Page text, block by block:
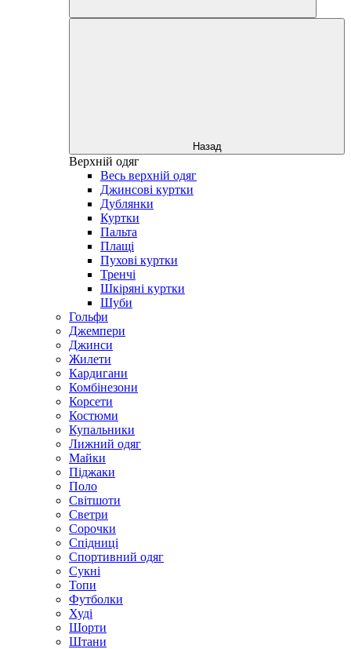
Назад
Верхній одяг
Весь верхній одяг
Джинсові куртки
Дублянки
Куртки
Пальта
Плащі
Пухові куртки
Тренчі
Шкіряні куртки
Шуби
Гольфи
Джемпери
Джинси
Жилети
Кардигани
Комбінезони
Корсети
Костюми
Купальники
Лижний одяг
Майки
Піджаки
Поло
Світшоти
Светри
Сорочки
Спідниці
Спортивний одяг
Сукні
Топи
Футболки
Худі
Шорти
Штани